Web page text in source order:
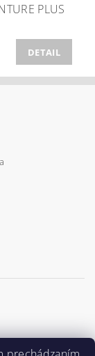
PLUS
DETAIL